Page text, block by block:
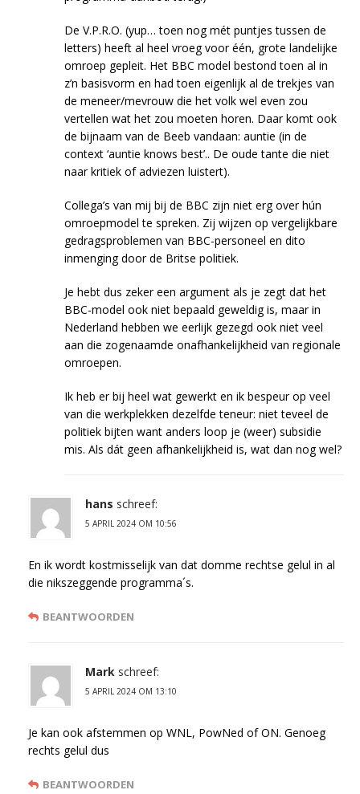
De V.P.R.O. (yup… toen nog mét puntjes tussen de
letters) heeft al heel vroeg voor één, grote landelijke
omroep gepleit. Het BBC model bestond toen al in
z’n basisvorm en had toen eigenlijk al de trekjes van
de meneer/mevrouw die het volk wel even zou
vertellen wat het zou moeten horen. Daar komt ook
de bijnaam van de Beeb vandaan: auntie (in de
context ‘auntie knows best’.. De oude tante die niet
naar kritiek of adviezen luistert).
Collega’s van mij bij de BBC zijn niet erg over hún
omroepmodel te spreken. Zij wijzen op vergelijkbare
gedragsproblemen van BBC-personeel en dito
inmenging door de Britse politiek.
Je hebt dus zeker een argument als je zegt dat het
BBC-model ook niet bepaald geweldig is, maar in
Nederland hebben we eerlijk gezegd ook niet veel
aan die zogenaamde onafhankelijkheid van regionale
omroepen.
Ik heb er bij heel wat gewerkt en ik bespeur op veel
van die werkplekken dezelfde teneur: niet teveel de
politiek bijten want anders loop je (weer) subsidie
mis. Als dát geen afhankelijkheid is, wat dan nog wel?
hans schreef:
5 APRIL 2024 OM 10:56
En ik wordt kostmisselijk van dat domme rechtse gelul in al
die nikszeggende programma´s.
BEANTWOORDEN
Mark schreef:
5 APRIL 2024 OM 13:10
Je kan ook afstemmen op WNL, PowNed of ON. Genoeg
rechts gelul dus
BEANTWOORDEN